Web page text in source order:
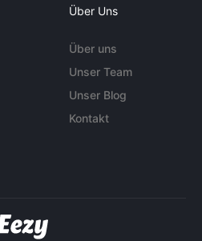
Über Uns
Über uns
Unser Team
Unser Blog
Kontakt